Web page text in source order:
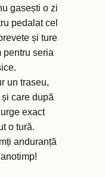
gasești o zi
pedalat cel
și ture
pentru seria
un traseu,
care după
exact
o tură.
anduranță